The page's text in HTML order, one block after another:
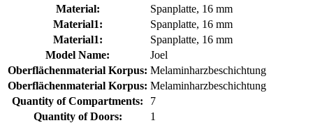
Material:
Spanplatte, 16 mm
Material1:
Spanplatte, 16 mm
Material1:
Spanplatte, 16 mm
Model Name:
Joel
Oberflächenmaterial Korpus: Melaminharzbeschichtung
Oberflächenmaterial Korpus: Melaminharzbeschichtung
Quantity of Compartments:
7
Quantity of Doors:
1